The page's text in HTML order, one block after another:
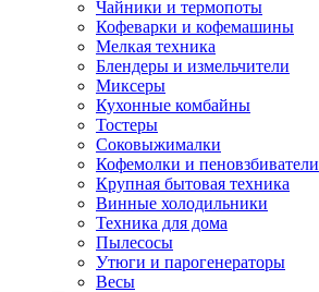
Чайники и термопоты
Кофеварки и кофемашины
Мелкая техника
Блендеры и измельчители
Миксеры
Кухонные комбайны
Тостеры
Соковыжималки
Кофемолки и пеновзбиватели
Крупная бытовая техника
Винные холодильники
Техника для дома
Пылесосы
Утюги и парогенераторы
Весы